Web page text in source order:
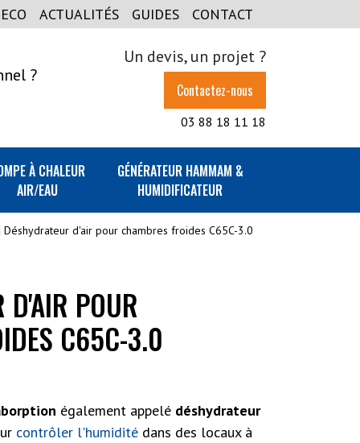
ACTUALITÉS GUIDES CONTACT
?
Un devis, un projet ?
Contactez-nous
03 88 18 11 18
À CHALEUR
AIR/EAU
GÉNÉRATEUR HAMMAM &
HUMIDIFICATEUR
Déshydrateur d'air pour chambres froides C65C-3.0
D'AIR POUR
C65C-3.0
également appelé déshydrateur
contrôler l'humidité dans des locaux à